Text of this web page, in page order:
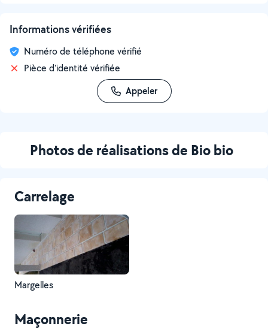
Informations vérifiées
Numéro de téléphone vérifié
Pièce d'identité vérifiée
Appeler
Photos de réalisations de Bio bio
Carrelage
Margelles
Maçonnerie